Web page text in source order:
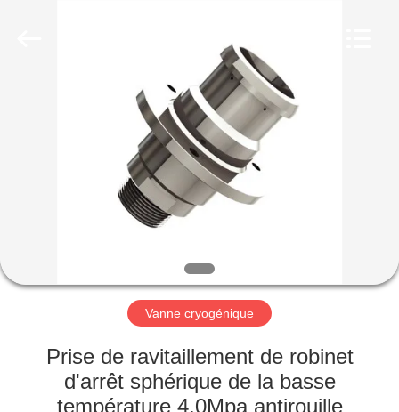
PRODUITS
AU
SUJET
NOUS
VISITE
Vanne cryogénique
Prise de ravitaillement de robinet
d'arrêt sphérique de la basse
température 4.0Mpa antirouille